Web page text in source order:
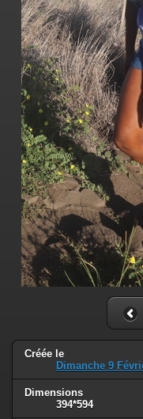
Créée le
Dimanche 9
Dimensions
394*594